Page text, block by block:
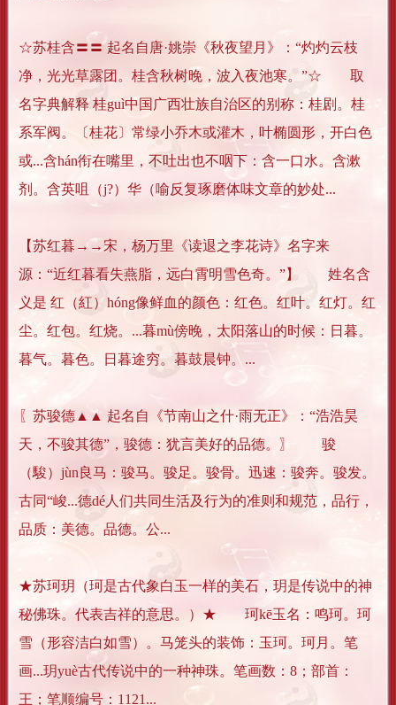
☆苏桂含〓〓 起名自唐·姚崇《秋夜望月》：“灼灼云枝
净，光光草露团。桂含秋树晚，波入夜池寒。”☆ 取
名字典解释 桂guì中国广西壮族自治区的别称：桂剧。桂
系军阀。〔桂花〕常绿小乔木或灌木，叶椭圆形，开白色
或...含hán衔在嘴里，不吐出也不咽下：含一口水。含漱
剂。含英咀（j?）华（喻反复琢磨体味文章的妙处...
【苏红暮→→宋，杨万里《读退之李花诗》名字来
源：“近红暮看失燕脂，远白霄明雪色奇。”】 姓名含
义是 红（紅）hóng像鲜血的颜色：红色。红叶。红灯。红
尘。红包。红烧。...暮mù傍晚，太阳落山的时候：日暮。
暮气。暮色。日暮途穷。暮鼓晨钟。...
〖苏骏德▲▲ 起名自《节南山之什·雨无正》：“浩浩昊
天，不骏其德”，骏德：犹言美好的品德。〗 骏
（駿）jùn良马：骏马。骏足。骏骨。迅速：骏奔。骏发。
古同“峻...德dé人们共同生活及行为的准则和规范，品行，
品质：美德。品德。公...
★苏珂玥（珂是古代象白玉一样的美石，玥是传说中的神
秘佛珠。代表吉祥的意思。）★ 珂kē玉名：鸣珂。珂
雪（形容洁白如雪）。马笼头的装饰：玉珂。珂月。笔
画...玥yuè古代传说中的一种神珠。笔画数：8；部首：
王；笔顺编号：1121...